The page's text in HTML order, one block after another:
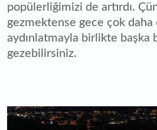
popülerliğimizi de artırdı.
gezmektense gece çok
aydınlatmayla birlikte başka
gezebilirsiniz.